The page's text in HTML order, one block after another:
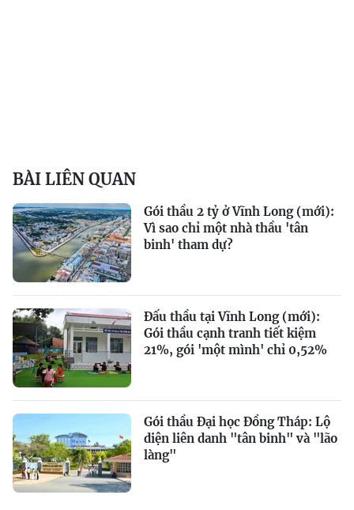
BÀI LIÊN QUAN
Gói thầu 2 tỷ ở Vĩnh Long (mới):
Vì sao chỉ một nhà thầu 'tân
binh' tham dự?
Đấu thầu tại Vĩnh Long (mới):
Gói thầu cạnh tranh tiết kiệm
21%, gói 'một mình' chỉ 0,52%
Gói thầu Đại học Đồng Tháp: Lộ
diện liên danh "tân binh" và "lão
làng"